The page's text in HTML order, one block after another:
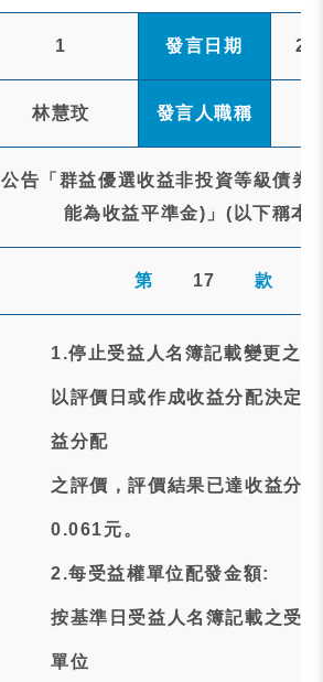
1 發言日期
林慧玟 發言人職稱
公告「群益優選收益非投資等級債
能為收益平準金)」(以下稱
第 17 款
1.停止受益人名簿記載變更之
以評價日或作成收益分配決定
益分配
之評價，評價結果已達收益分
0.061元。
2.每受益權單位配發金額:
按基準日受益人名簿記載之受
單位